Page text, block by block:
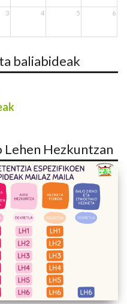
3 4 5 6
baliabideak
Lehen Hezkuntzan